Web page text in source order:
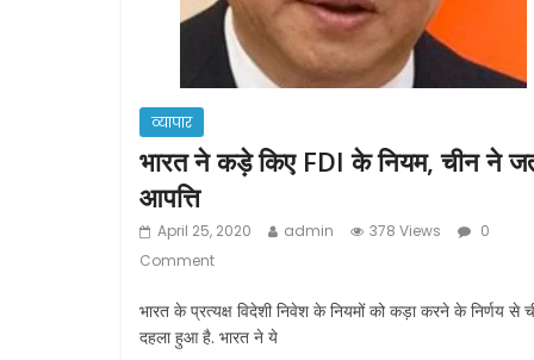
व्यापार
भारत ने कड़े किए FDI के नियम, चीन ने
आपत्ति
April 25, 2020 admin 378 Views
0
Comment
भारत के प्रत्यक्ष विदेशी निवेश के नियमों को कड़ा करने के निर्णय से
दहला हुआ है. भारत ने ये